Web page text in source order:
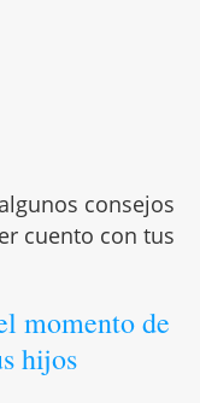
consejos
cuento con tus
momento de
hijos